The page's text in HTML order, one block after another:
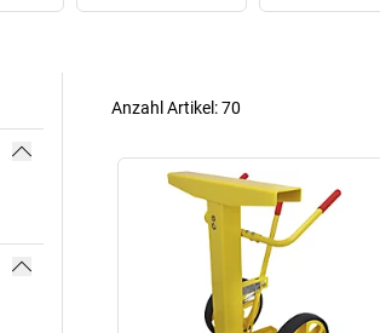
Anzahl Artikel:70